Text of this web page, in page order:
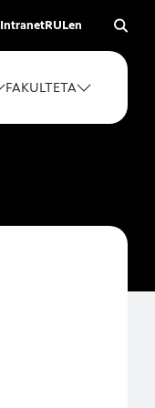
IntranetRULen
FAKULTETA